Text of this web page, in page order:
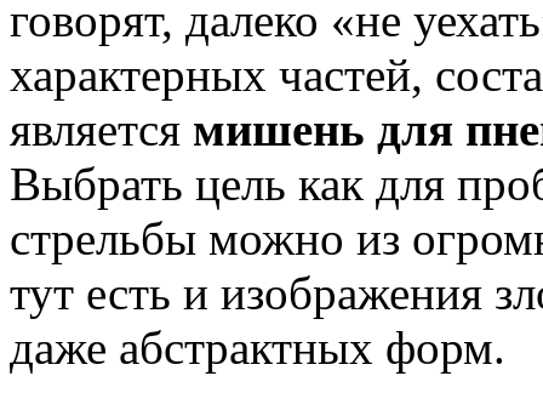
говорят, далеко «не
характерных частей,
является мишень для
Выбрать цель как для
стрельбы можно из
тут есть и изображения
даже абстрактных форм.